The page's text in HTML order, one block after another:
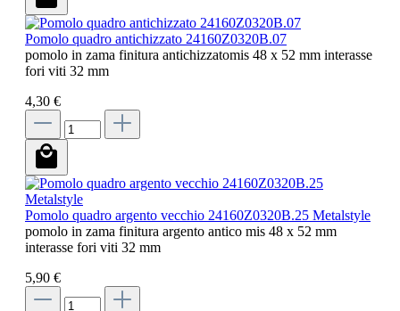
Pomolo quadro antichizzato 24160Z0320B.07
pomolo in zama finitura antichizzatomis 48 x 52 mm interasse
fori viti 32 mm
4,30 €
Pomolo quadro argento vecchio 24160Z0320B.25 Metalstyle
pomolo in zama finitura argento antico mis 48 x 52 mm
interasse fori viti 32 mm
5,90 €